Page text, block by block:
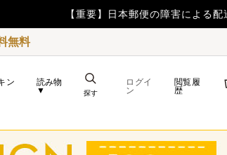
についてのお詫び
無料
ン
読み物
▼
ログイ
ン
閲覧履
歴
探す